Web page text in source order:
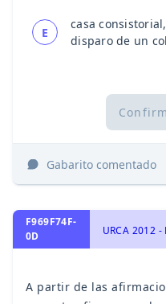
E
casa
disparo de un
Gabarito comentado
F969F74F-
0D
A partir de las